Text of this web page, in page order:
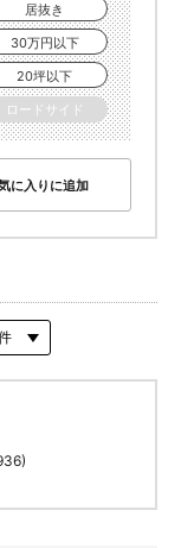
居抜き
30万円以下
20坪以下
ロードサイド
に入りに追加